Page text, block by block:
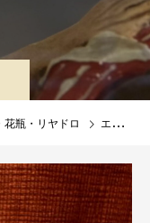
花瓶・リヤドロ エリザベス女王の記念マグカップの修理 合成樹脂でお直し